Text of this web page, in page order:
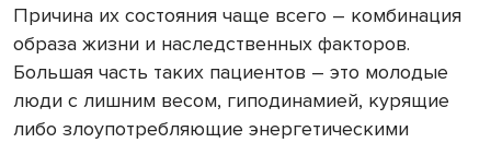
Причина их состояния чаще всего – комбинация
образа жизни и наследственных факторов.
Большая часть таких пациентов – это молодые
люди с лишним весом, гиподинамией, курящие
либо злоупотребляющие энергетическими